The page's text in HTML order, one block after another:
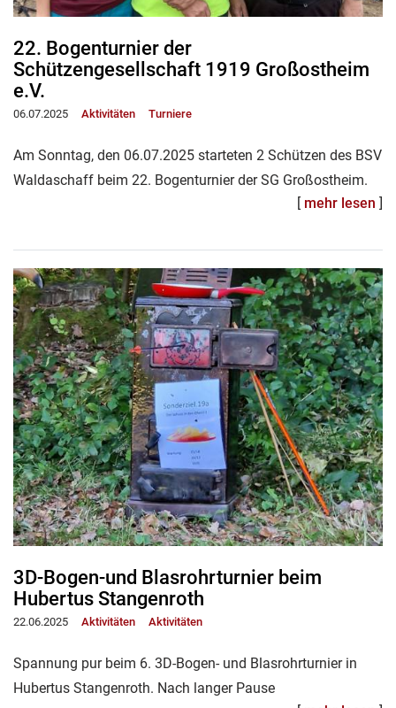
22. Bogenturnier der
Schützengesellschaft 1919 Großostheim
e.V.
06.07.2025 Aktivitäten Turniere
Am Sonntag, den 06.07.2025 starteten 2 Schützen des BSV
Waldaschaff beim 22. Bogenturnier der SG Großostheim.
[ mehr lesen ]
3D-Bogen-und Blasrohrturnier beim
Hubertus Stangenroth
22.06.2025 Aktivitäten Aktivitäten
Spannung pur beim 6. 3D-Bogen- und Blasrohrturnier in
Hubertus Stangenroth. Nach langer Pause